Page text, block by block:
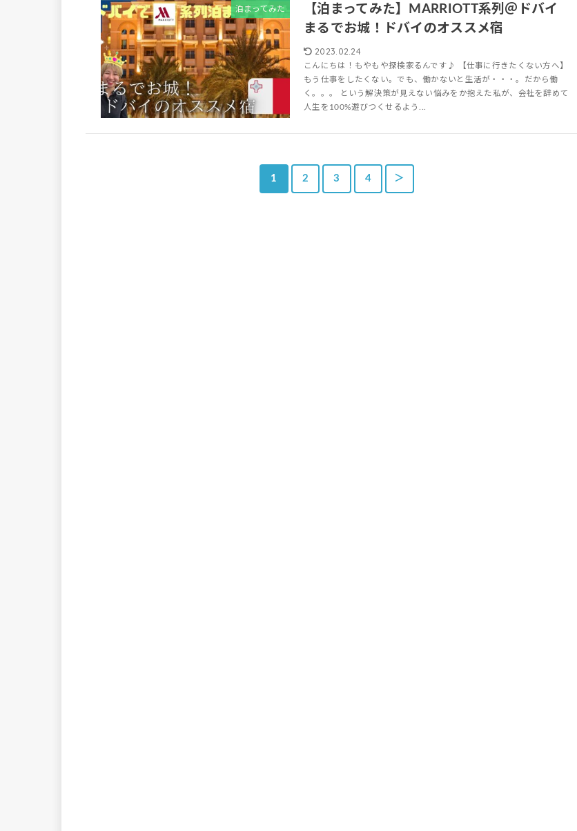
泊まってみた
【泊まってみた】MARRIOTT系列＠ドバイ
まるでお城！ドバイのオススメ宿
2023.02.24
こんにちは！もやもや探検家るんです♪ 【仕事に行きたくない方へ】
もう仕事をしたくない。でも、働かないと生活が・・・。だから働
く。。。 という解決策が見えない悩みをか抱えた私が、会社を辞めて
人生を100%遊びつくせるよう...
1 2 3 4 ＞